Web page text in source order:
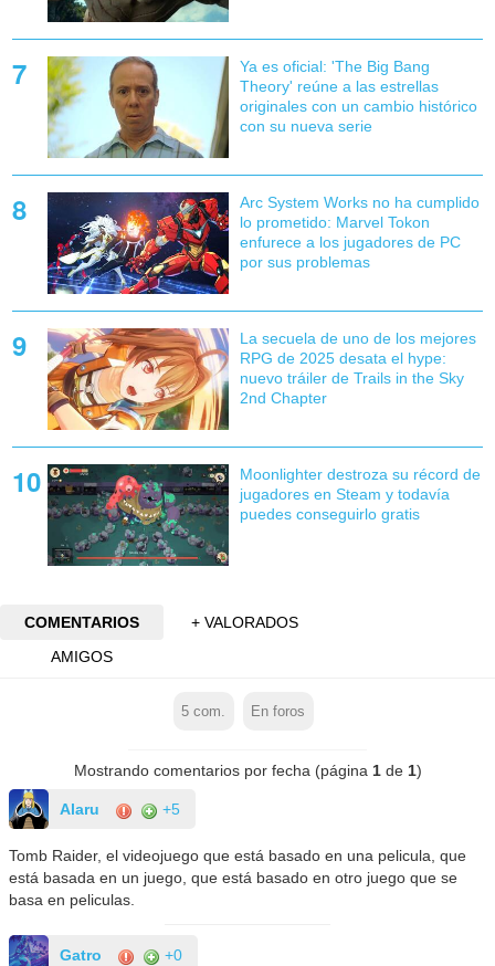
Ya es oficial: 'The Big Bang
Theory' reúne a las estrellas
originales con un cambio histórico
con su nueva serie
Arc System Works no ha cumplido
lo prometido: Marvel Tokon
enfurece a los jugadores de PC
por sus problemas
La secuela de uno de los mejores
RPG de 2025 desata el hype:
nuevo tráiler de Trails in the Sky
2nd Chapter
Moonlighter destroza su récord de
jugadores en Steam y todavía
puedes conseguirlo gratis
COMENTARIOS
+ VALORADOS
AMIGOS
5 com. En foros
Mostrando comentarios por fecha (página 1de 1)
Alaru +5
Tomb Raider, el videojuego que está basado en una pelicula, que
está basada en un juego, que está basado en otro juego que se
basa en peliculas.
Gatro +0